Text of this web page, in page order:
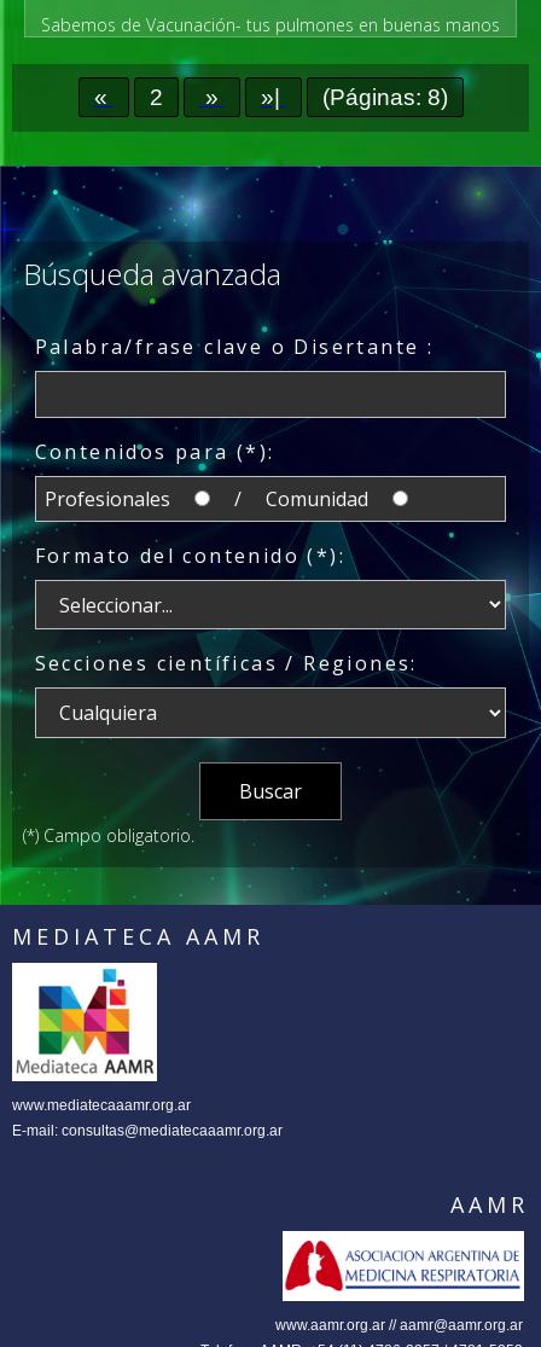
Sabemos de Vacunación- tus pulmones en buenas manos
con los neumonólogos/as
« 2 » »| (Páginas: 8)
Búsqueda avanzada
Palabra/frase clave o Disertante :
Contenidos para (*):
Profesionales
/ Comunidad
Formato del contenido (*):
Secciones científicas / Regiones:
(*) Campo obligatorio.
MEDIATECA AAMR
www.mediatecaaamr.org.ar
E-mail: consultas@mediatecaaamr.org.ar
AAMR
www.aamr.org.ar // aamr@aamr.org.ar